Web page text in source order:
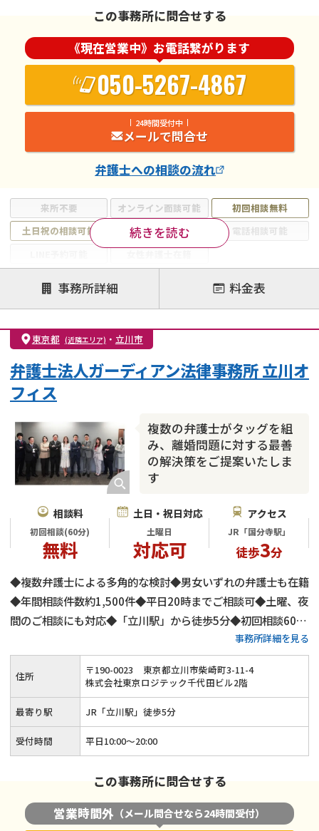
来所不要 オンライン面談可能
初回相談無料
土日祝の相談可能
19時以降電話可能
電話相談可能
注力案件
離婚前相談
離婚調停
離婚裁判
親権・面会交流権
DV
モラハラ
不貞・不倫慰謝料請求
国際離婚
財産分与
内縁の夫婦 熟年離婚
続きを読む
この事務所に問合せする
《現在営業中》お電話繋がります
050-5267-4867
24時間受付中
メールで問合せ
弁護士への相談の流れ
事務所詳細 料金表
東京都 (近隣エリア) ・ 立川市
複数の弁護士がタッグを組
み、離婚問題に対する最善
の解決策をご提案いたしま
す
弁護士法人ガーディアン法律事務所 立川オ
フィス
相談料
初回相談(60分)
無料
土日・祝日対応
土曜日
対応可
アクセス
JR「国分寺駅」
徒歩3分
◆複数弁護士による多角的な検討◆男女いずれの弁護士も在籍
◆年間相談件数約1,500件◆平日20時までご相談可◆土曜、夜
間のご相談にも対応◆「立川駅」から徒歩5分◆初回相談60分
無料◆弁護士費用は分割払いも可◆養育費・財産分与・慰謝料
請求も安心◆代理交渉にもご対応
事務所詳細を見る
住所 〒190-0023
東京都立川市柴崎町3-11-4
株式会社東京ロジテック千代田ビル2階
最寄り駅 JR「立川駅」徒歩5分
受付時間 平日10:00～20:00
この事務所に問合せする
営業時間外 （メール問合せなら24時間受付）